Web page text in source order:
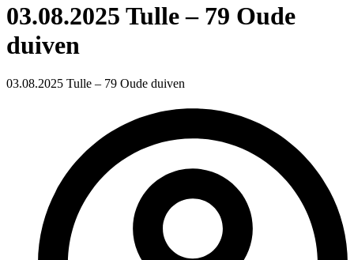
03.08.2025 Tulle – 79 Oude
duiven
03.08.2025 Tulle – 79 Oude duiven